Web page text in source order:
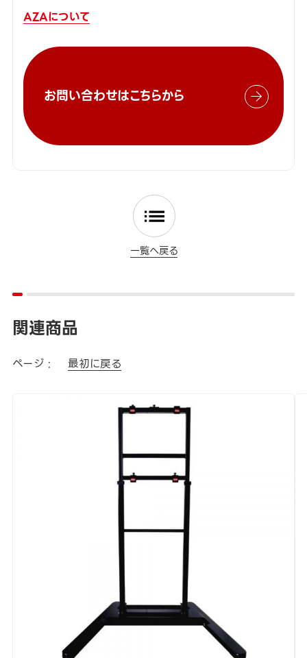
AZAについて
お問い合わせはこちらから
一覧へ戻る
関連商品
ページ : 最初に戻る